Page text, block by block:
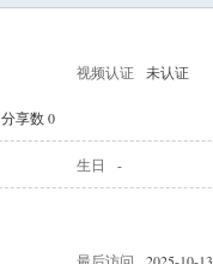
视频认证 未认证
分享数 0
生日 -